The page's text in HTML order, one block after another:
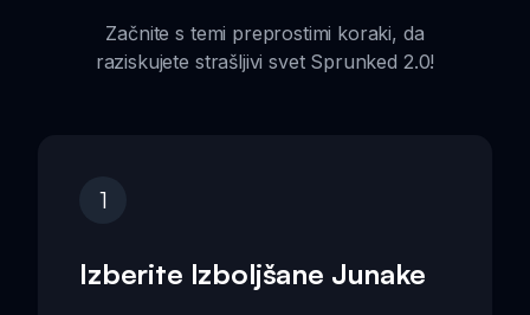
Začnite s temi preprostimi koraki, da
raziskujete strašljivi svet Sprunked 2.0!
1
Izberite Izboljšane Junake